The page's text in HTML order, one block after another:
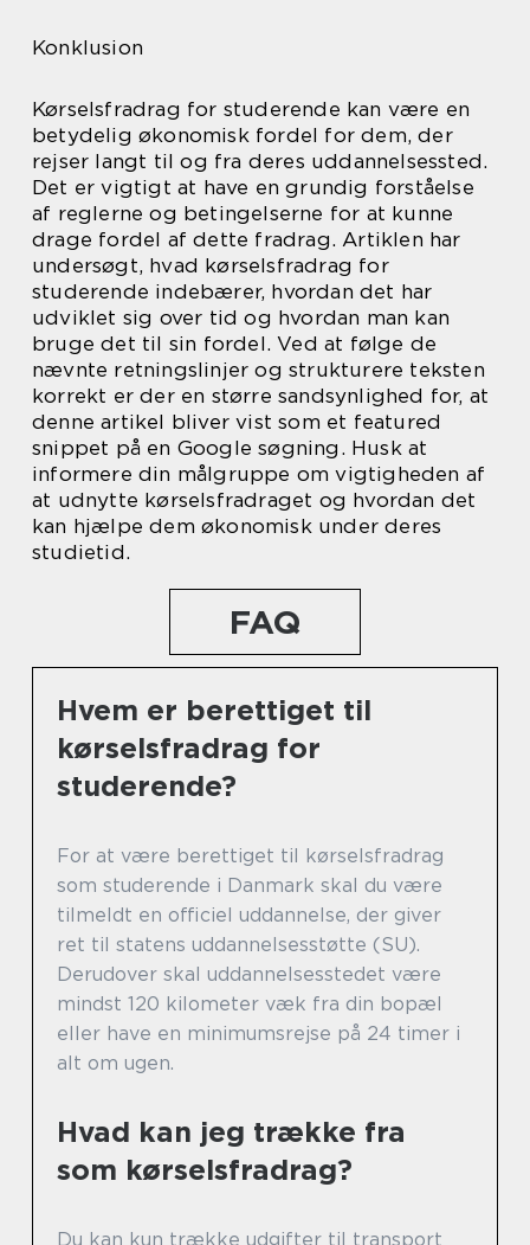
Konklusion
Kørselsfradrag for studerende kan være en
betydelig økonomisk fordel for dem, der
rejser langt til og fra deres uddannelsessted.
Det er vigtigt at have en grundig forståelse
af reglerne og betingelserne for at kunne
drage fordel af dette fradrag. Artiklen har
undersøgt, hvad kørselsfradrag for
studerende indebærer, hvordan det har
udviklet sig over tid og hvordan man kan
bruge det til sin fordel. Ved at følge de
nævnte retningslinjer og strukturere teksten
korrekt er der en større sandsynlighed for, at
denne artikel bliver vist som et featured
snippet på en Google søgning. Husk at
informere din målgruppe om vigtigheden af
at udnytte kørselsfradraget og hvordan det
kan hjælpe dem økonomisk under deres
studietid.
FAQ
Hvem er berettiget til
kørselsfradrag for
studerende?
For at være berettiget til kørselsfradrag
som studerende i Danmark skal du være
tilmeldt en officiel uddannelse, der giver
ret til statens uddannelsesstøtte (SU).
Derudover skal uddannelsesstedet være
mindst 120 kilometer væk fra din bopæl
eller have en minimumsrejse på 24 timer i
alt om ugen.
Hvad kan jeg trække fra
som kørselsfradrag?
Du kan kun trække udgifter til transport